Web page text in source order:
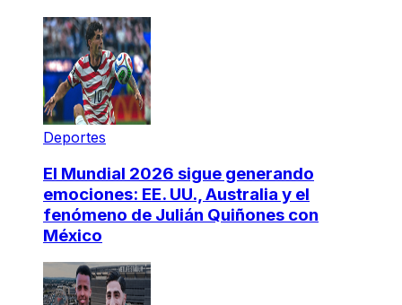
Deportes
El Mundial 2026 sigue generando
emociones: EE. UU., Australia y el
fenómeno de Julián Quiñones con
México